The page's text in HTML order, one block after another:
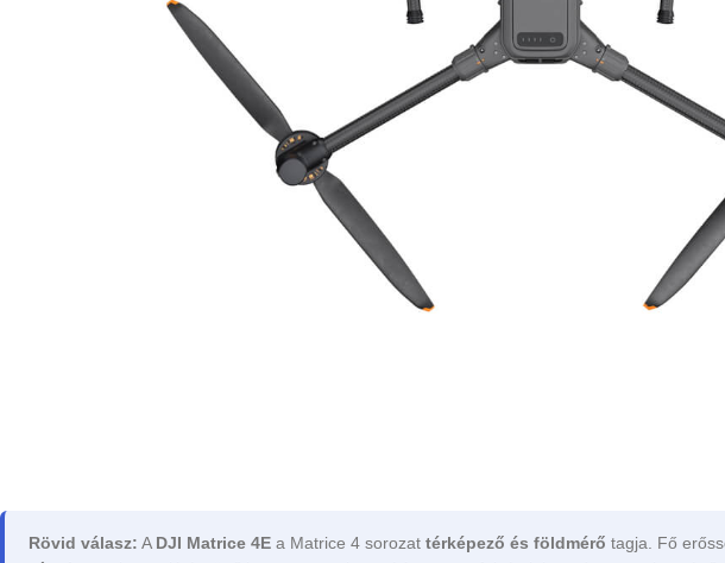
Rövid válasz: A DJI Matrice 4E a Matrice 4 sorozat térképező és földmérő tagja. Fő